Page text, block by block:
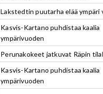
Lakstedtin puutarha elää ympäri
Kasvis-Kartano puhdistaa kaalia
ympärivuoden
Perunakokeet jatkuvat Räpin
Kasvis-Kartano puhdistaa kaalia
ympärivuoden